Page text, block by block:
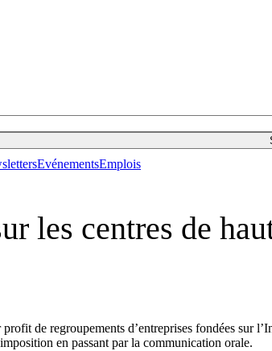
EvénementsEmplois
les centres de
de regroupements d’entreprises fondées sur
en passant par la communication orale.